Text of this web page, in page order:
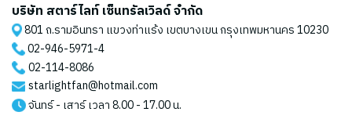
บริษัท สตาร์ไลท์ เซ็นทรัลเวิลด์ จำกัด
801 ถ.รามอินทรา แขวงท่าแร้ง เขตบางเขน กรุงเทพมหานคร 10230
02-946-5971-4
02-114-8086
starlightfan@hotmail.com
จันทร์ - เสาร์ เวลา 8.00 - 17.00 น.